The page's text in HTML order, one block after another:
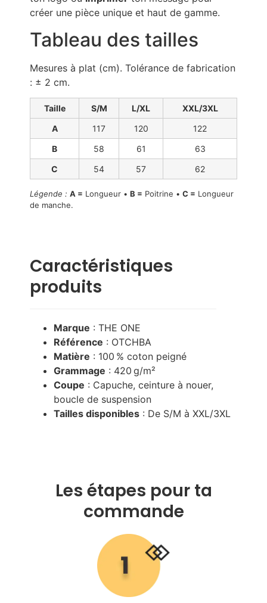
créer une pièce unique et haut de gamme.
Tableau des tailles
Mesures à plat (cm). Tolérance de fabrication
: ± 2 cm.
Taille S/M L/XL
XXL/3XL
A
117 120
122
B
58 61
63
C
54 57 62
Légende : A = Longueur • B = Poitrine • C = Longueur
de manche.
Caractéristiques
produits
Marque : THE ONE
Référence : OTCHBA
Matière : 100 % coton peigné
Grammage : 420 g/m²
Coupe : Capuche, ceinture à nouer,
boucle de suspension
Tailles disponibles : De S/M à XXL/3XL
Les étapes pour ta
commande